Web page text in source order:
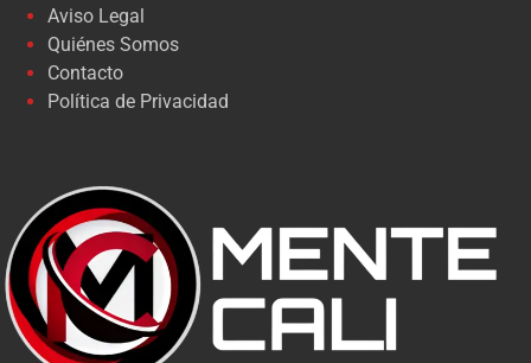
Aviso Legal
Quiénes Somos
Contacto
Política de Privacidad